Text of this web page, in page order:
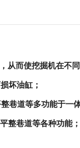
从而使挖掘机在不
坏油缸；
巷道等多功能于一
整巷道等各种功能；